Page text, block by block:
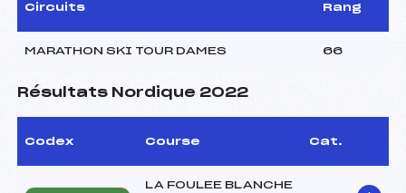
Circuits Rang
MARATHON SKI TOUR DAMES 66
Résultats Nordique 2022
Codex Course Cat.
LA FOULEE BLANCHE